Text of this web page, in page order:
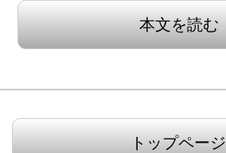
本文を読む
トップページ